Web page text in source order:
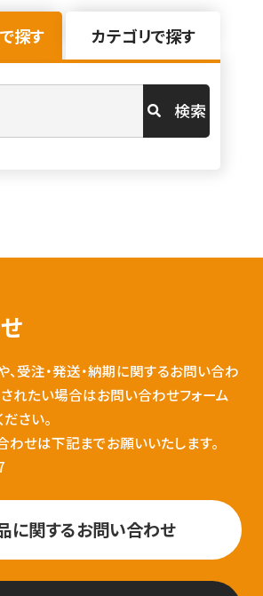
探す カテゴリで探す
検索
受注・発送・納期に関するお問い合わ
れたい場合はお問い合わせフォーム
さい。
せは下記までお願いいたします。
に関するお問い合わせ